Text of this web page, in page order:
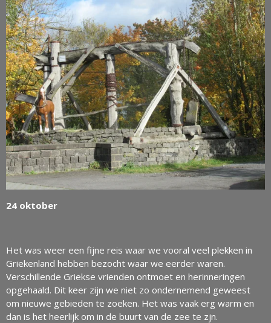
24 oktober
Het was weer een fijne reis waar we vooral veel plekken in
Griekenland hebben bezocht waar we eerder waren.
Verschillende Griekse vrienden ontmoet en herinneringen
opgehaald. Dit keer zijn we niet zo ondernemend geweest
om nieuwe gebieden te zoeken. Het was vaak erg warm en
dan is het heerlijk om in de buurt van de zee te zjn.